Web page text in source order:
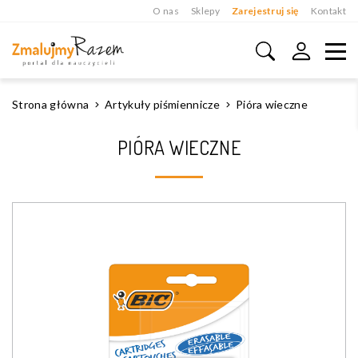
O nas Sklepy Zarejestruj się Kontakt
Strona główna Artykuły piśmiennicze Pióra wieczne
PIÓRA WIECZNE